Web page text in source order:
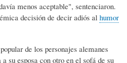
menos aceptable", sentenciaron.
decisión de decir adiós al humor
popular de los personajes alemanes
su esposa con otro en el sofá de su